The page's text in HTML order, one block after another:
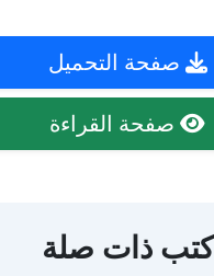
صفحة التحميل
صفحة القراءة
كتب ذات صلة